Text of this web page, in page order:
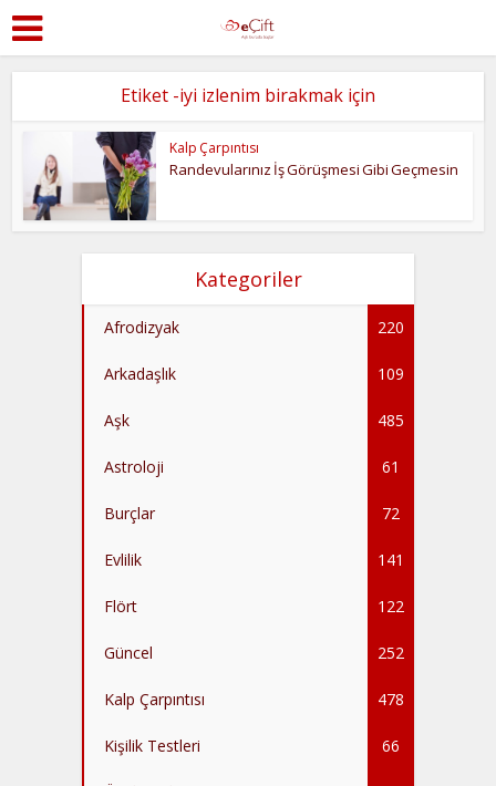
Etiket -iyi izlenim birakmak için
Kalp Çarpıntısı
Randevularınız İş Görüşmesi Gibi Geçmesin
Kategoriler
Afrodizyak 220
Arkadaşlık 109
Aşk 485
Astroloji 61
Burçlar 72
Evlilik 141
Flört 122
Güncel 252
Kalp Çarpıntısı 478
Kişilik Testleri 66